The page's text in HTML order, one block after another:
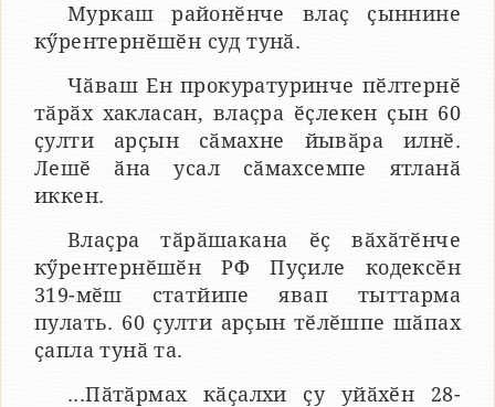
Муркаш районӗнче влаҫ ҫыннине
кӳрентернӗшӗн суд тунӑ.
Чӑваш Ен прокуратуринче пӗлтернӗ
тӑрӑх хакласан, влаҫра ӗҫлекен ҫын 60
ҫулти арҫын сӑмахне йывӑра илнӗ.
Лешӗ ӑна усал сӑмахсемпе ятланӑ
иккен.
Влаҫра тӑрӑшакана ӗҫ вӑхӑтӗнче
кӳрентернӗшӗн РФ Пуҫиле кодексӗн
319-мӗш статйипе явап тыттарма
пулать. 60 ҫулти арҫын тӗлӗшпе шӑпах
ҫапла тунӑ та.
...Пӑтӑрмах кӑҫалхи ҫу уйӑхӗн 28-